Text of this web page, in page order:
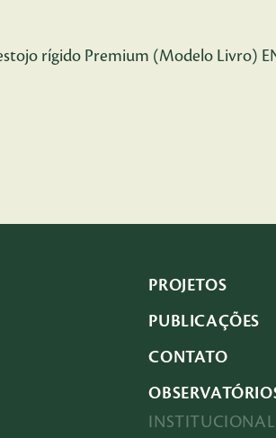
rígido Premium (Modelo Livro)
PROJETOS
PUBLICAÇÕES
CONTATO
INSTITUCIONAL